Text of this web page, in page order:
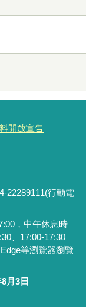
開放宣告
22289111(行動電
，中午休息時
、17:00-17:30
等瀏覽器瀏覽
月3日